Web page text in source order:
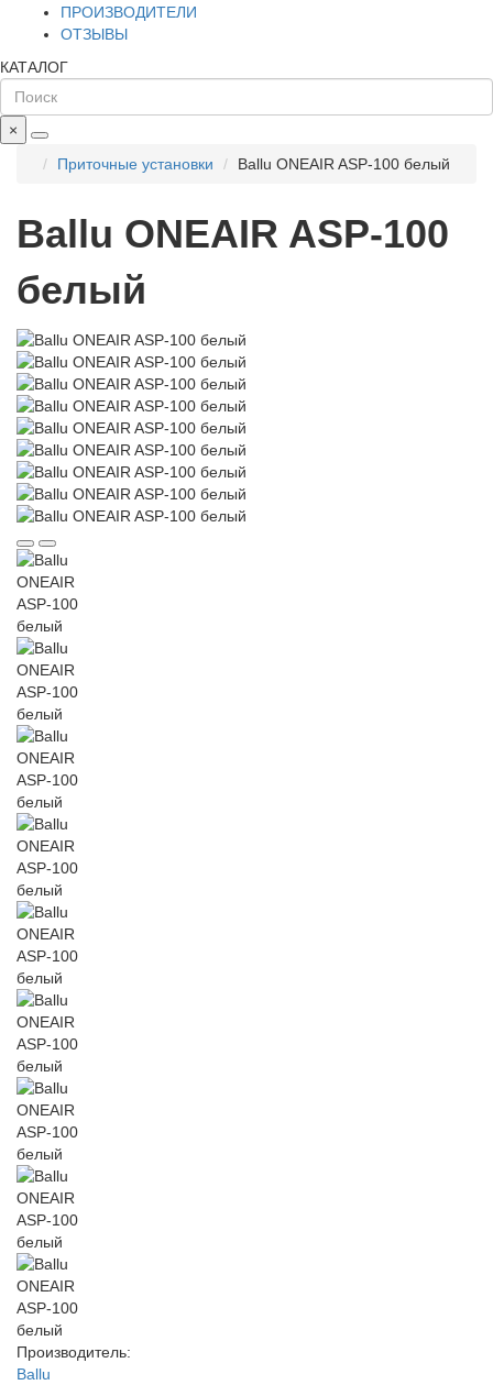
ПРОИЗВОДИТЕЛИ
ОТЗЫВЫ
КАТАЛОГ
×
Приточные установки
Ballu ONEAIR ASP-100 белый
Ballu ONEAIR ASP-100
белый
Производитель:
Ballu